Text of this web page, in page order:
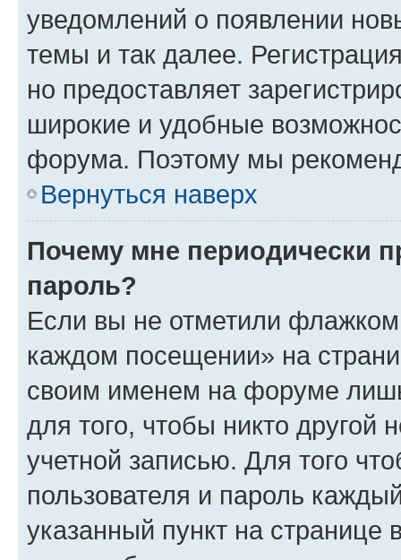
уведомлений о появлении
темы и так далее.
но предоставляет
широкие и удобные
форума. Поэтому мы
Вернуться наверх
Почему мне периодически
пароль?
Если вы не отметили флажком
каждом посещении» на
своим именем на форуме
для того, чтобы никто другой
учетной записью. Для того
пользователя и пароль
указанный пункт на